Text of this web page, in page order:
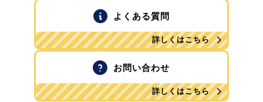
よくある質問
詳しくはこちら
お問い合わせ
詳しくはこちら